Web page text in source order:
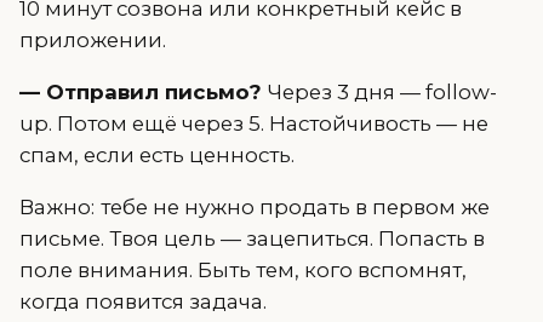
10 минут созвона или конкретный кейс в
приложении.
— Отправил письмо? Через 3 дня — follow-
up. Потом ещё через 5. Настойчивость — не
спам, если есть ценность.
Важно: тебе не нужно продать в первом же
письме. Твоя цель — зацепиться. Попасть в
поле внимания. Быть тем, кого вспомнят,
когда появится задача.